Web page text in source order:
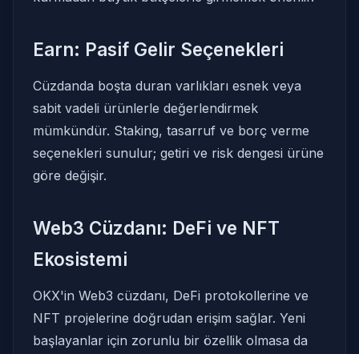
Earn: Pasif Gelir Seçenekleri
Cüzdanda boşta duran varlıkları esnek veya
sabit vadeli ürünlerle değerlendirmek
mümkündür. Staking, tasarruf ve borç verme
seçenekleri sunulur; getiri ve risk dengesi ürüne
göre değişir.
Web3 Cüzdanı: DeFi ve NFT
Ekosistemi
OKX'in Web3 cüzdanı, DeFi protokollerine ve
NFT projelerine doğrudan erişim sağlar. Yeni
başlayanlar için zorunlu bir özellik olmasa da